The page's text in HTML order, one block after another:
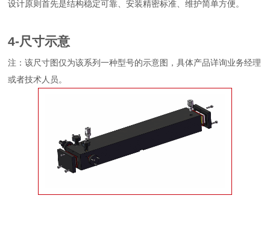
设计原则首先是结构稳定可靠、安装精密标准、维护简单方便。
4-尺寸示意
注：该尺寸图仅为该系列一种型号的示意图，具体产品详询业务经理
或者技术人员。